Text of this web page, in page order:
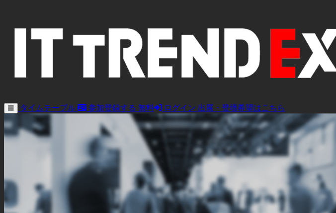
タイムテーブル 参加登録する 無料 ログイン 出展・登壇希望はこちら